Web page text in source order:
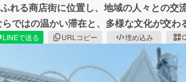
れる商店街に位置し、地域の人々との交
ではの温かい滞在と、多様な文化が交わ
LINEで送る URLコピー 埋め込み